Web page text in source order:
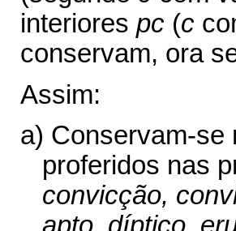
interiores pc (c
conservam, ora
Assim:
a) Conservam-se
proferidos nas
convicção,